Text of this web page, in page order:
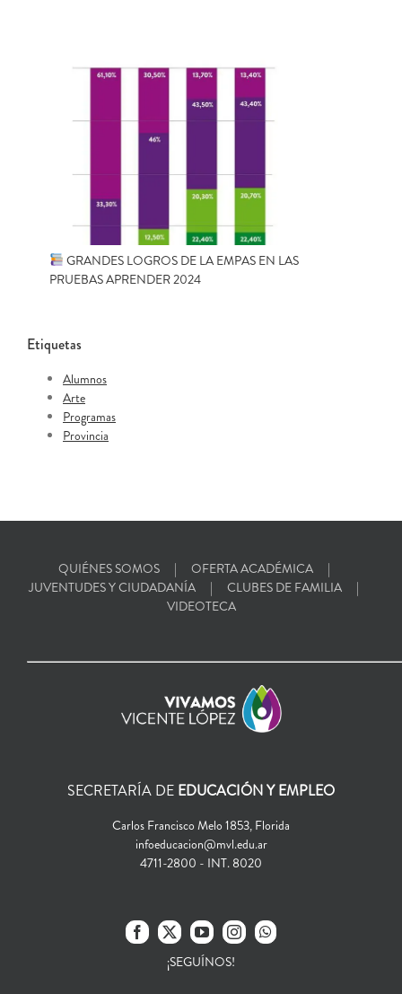
GRANDES LOGROS DE LA EMPAS EN LAS
PRUEBAS APRENDER 2024
Etiquetas
Alumnos
Arte
Programas
Provincia
QUIÉNES SOMOS
OFERTA ACADÉMICA
JUVENTUDES Y CIUDADANÍA
CLUBES DE FAMILIA
VIDEOTECA
SECRETARÍA DE EDUCACIÓN Y EMPLEO
Carlos Francisco Melo 1853, Florida
infoeducacion@mvl.edu.ar
4711-2800 - INT. 8020
¡SEGUÍNOS!